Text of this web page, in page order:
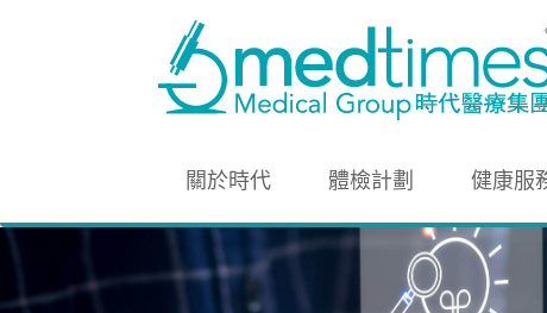
關於時代 體檢計劃 健康服